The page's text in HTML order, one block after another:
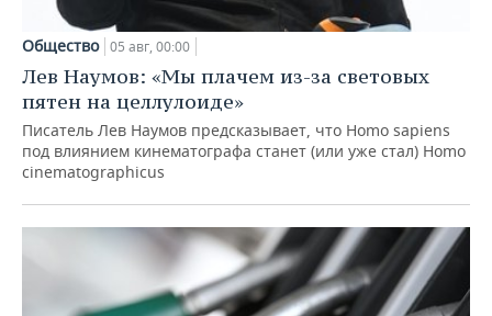
Общество 05 авг, 00:00
Лев Наумов: «Мы плачем из-за световых
пятен на целлулоиде»
Писатель Лев Наумов предсказывает, что Homo sapiens
под влиянием кинематографа станет (или уже стал) Homo
cinematographicus